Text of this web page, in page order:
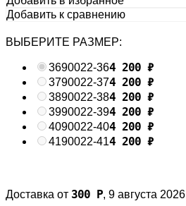
Добавить к сравнению
ВЫБЕРИТЕ РАЗМЕР:
3690022-364 200 ₽
3790022-374 200 ₽
3890022-384 200 ₽
3990022-394 200 ₽
4090022-404 200 ₽
4190022-414 200 ₽
Доставка от 300 Р, 9 августа 2026